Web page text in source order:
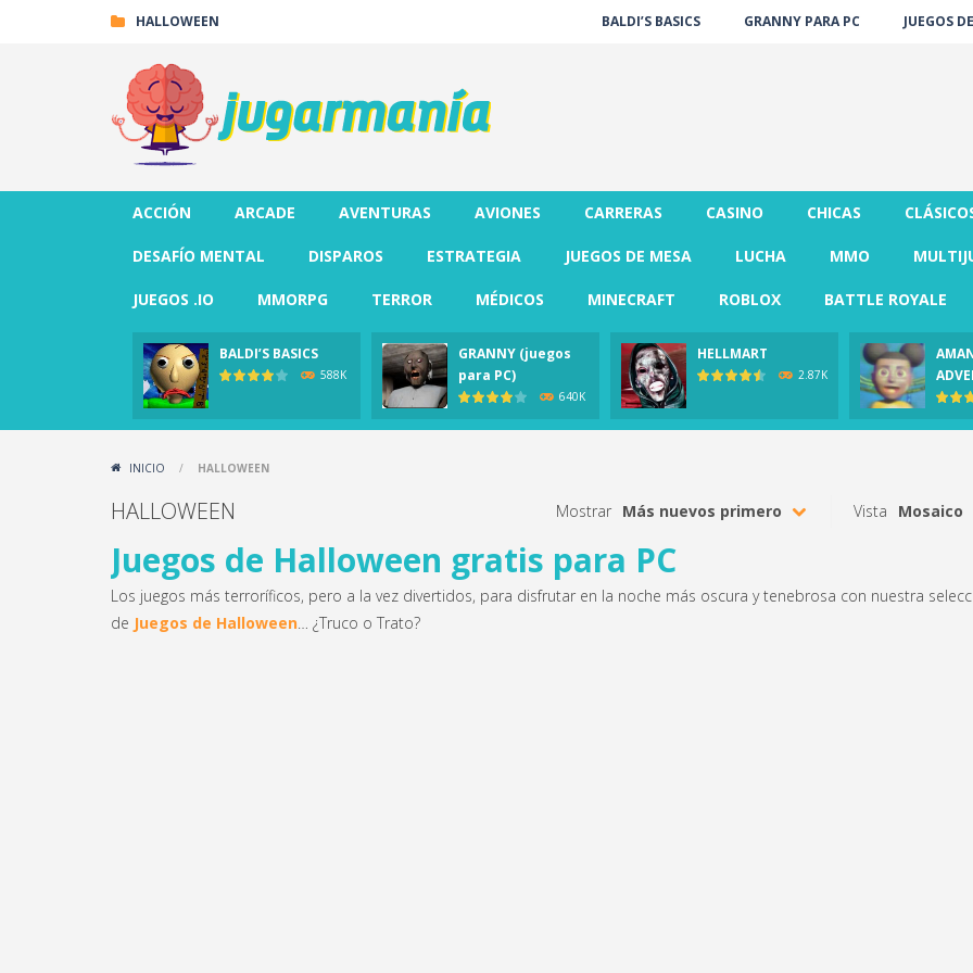
HALLOWEEN BALDI’S BASICS GRANNY PARA PC JUEGOS
ACCIÓN ARCADE AVENTURAS AVIONES CARRERAS CASINO CHICAS
DESAFÍO MENTAL DISPAROS ESTRATEGIA JUEGOS DE MESA LUCHA MMO
JUEGOS .IO MMORPG TERROR MÉDICOS MINECRAFT ROBLOX BATTLE ROYALE
BALDI’S BASICS
588K
GRANNY (juegos
para PC)
640K
HELLMART
2.87K
INICIO / HALLOWEEN
HALLOWEEN Vista Mosaico
Mostrar Más nuevos primero
Juegos de Halloween gratis para PC
Los juegos más terroríficos, pero a la vez divertidos, para disfrutar en la noche más oscura y tenebrosa con nuestra
de Juegos de Halloween… ¿Truco o Trato?